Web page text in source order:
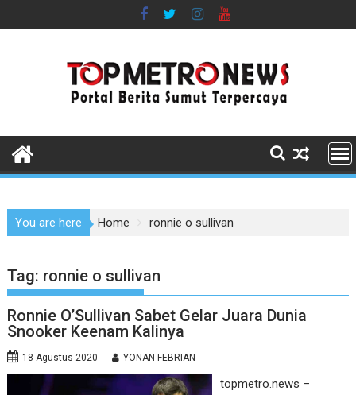
to
You are here Home ronnie o sullivan
Tag: ronnie o sullivan
Ronnie O’Sullivan Sabet Gelar Juara Dunia
Snooker Keenam Kalinya
18 Agustus 2020 YONAN FEBRIAN
topmetro.news –